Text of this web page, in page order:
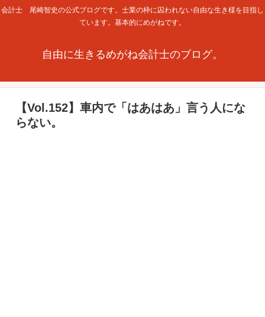
会計士 尾崎智史の公式ブログです。士業の枠に囚われない自由な生き様を目指し
ています。基本的にめがねです。
自由に生きるめがね会計士のブログ。
【Vol.152】車内で「はあはあ」言う人にな
らない。